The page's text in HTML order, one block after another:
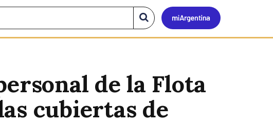
Mi
Buscar
en
el
de la Flota
cubiertas de